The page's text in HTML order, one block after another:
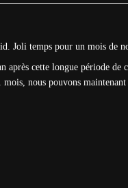
Joli temps pour un mois de
après cette longue période
nous pouvons